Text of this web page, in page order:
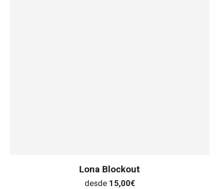
Lona Blockout
desde 15,00€